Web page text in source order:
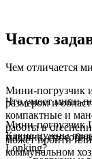
Часто
Чем отличается
Мини-погрузчик
размером и
компактные и
работы в
может пройти или
коммунальном
Что умеет мини-
Мини-погрузчик
машина,
Какие нужны
Lonking?